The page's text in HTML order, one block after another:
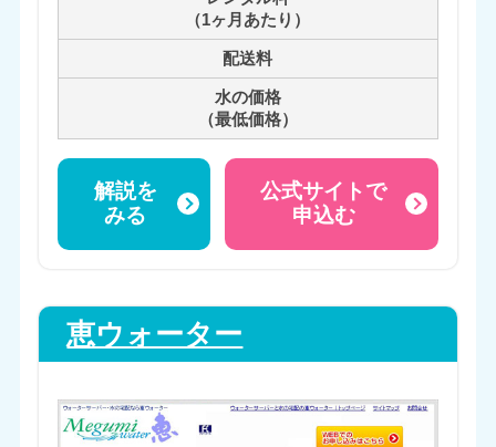
（1ヶ月あたり）
配送料
水の価格
（最低価格）
解説を
みる
公式サイトで
申込む
恵ウォーター